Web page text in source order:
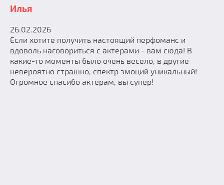
Илья
26.02.2026
Если хотите получить настоящий перфоманс и
вдоволь наговориться с актерами - вам сюда! В
какие-то моменты было очень весело, в другие
невероятно страшно, спектр эмоций уникальный!
Огромное спасибо актерам, вы супер!